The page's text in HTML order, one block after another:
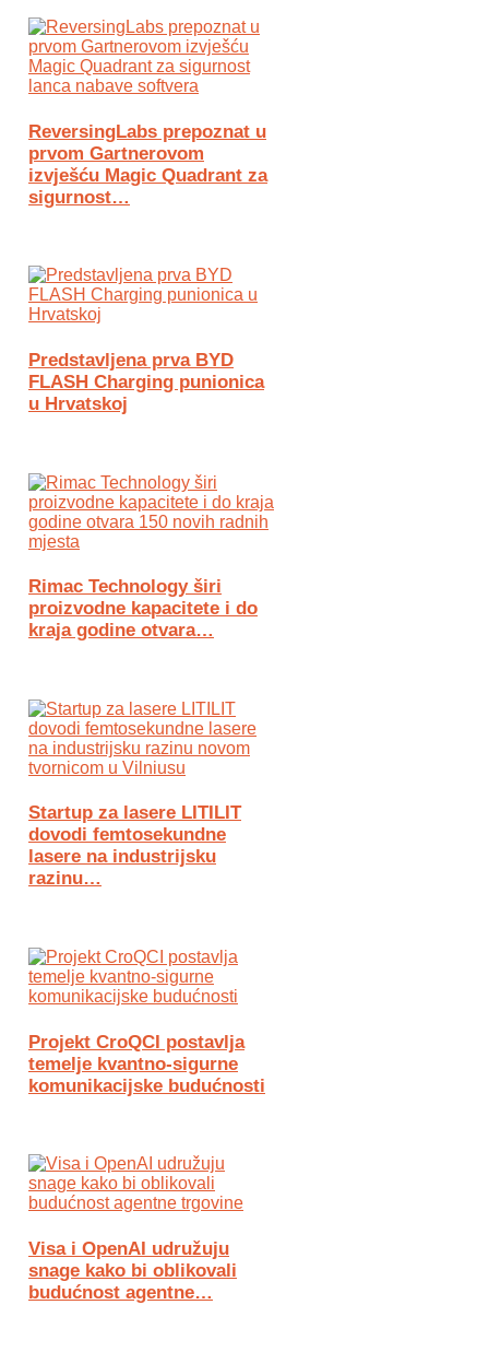
ReversingLabs prepoznat u
prvom Gartnerovom
izvješću Magic Quadrant za
sigurnost…
Predstavljena prva BYD
FLASH Charging punionica
u Hrvatskoj
Rimac Technology širi
proizvodne kapacitete i do
kraja godine otvara…
Startup za lasere LITILIT
dovodi femtosekundne
lasere na industrijsku
razinu…
Projekt CroQCI postavlja
temelje kvantno-sigurne
komunikacijske budućnosti
Visa i OpenAI udružuju
snage kako bi oblikovali
budućnost agentne…